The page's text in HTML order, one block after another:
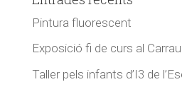
Pintura fluorescent
Exposició fi de curs al Carrau
Taller pels infants d’I3 de